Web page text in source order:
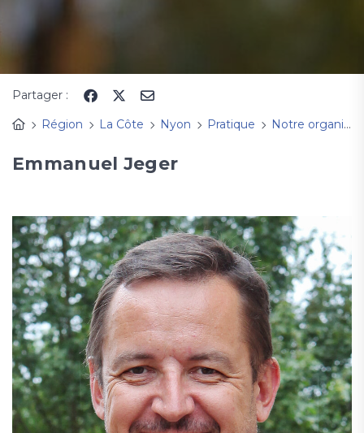
Partager :
Région
La Côte Nyon Pratique Notre organisation
Emmanuel Jeger